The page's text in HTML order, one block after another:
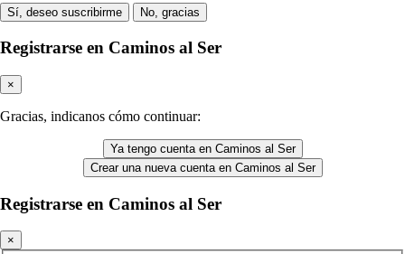
Sí, deseo suscribirme No, gracias
Registrarse en Caminos al Ser
×
Gracias, indicanos cómo continuar:
Ya tengo cuenta en Caminos al Ser
Crear una nueva cuenta en Caminos al Ser
Registrarse en Caminos al Ser
×